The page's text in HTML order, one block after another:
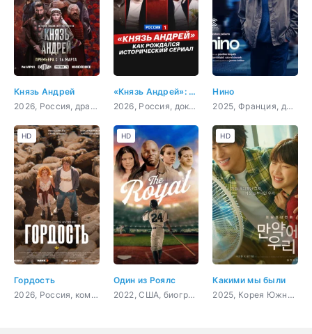
Князь Андрей
2026, Россия, драма, история, биография
«Князь Андрей»: как рождался исторический сериал
2026, Россия, документальный, короткометражка
Нино
2025, Франция, драма
Гордость
2026, Россия, комедия, мелодрама
HD
Один из Роялс
2022, США, биография, спорт
HD
Какими мы были
2025, Корея Южная, мелодрама, драма
HD